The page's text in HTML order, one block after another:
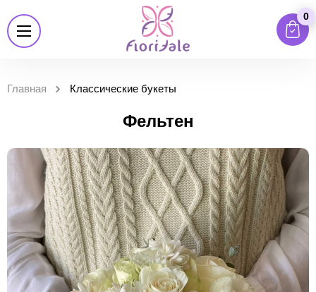
0
Главная Классические букеты
Фельтен